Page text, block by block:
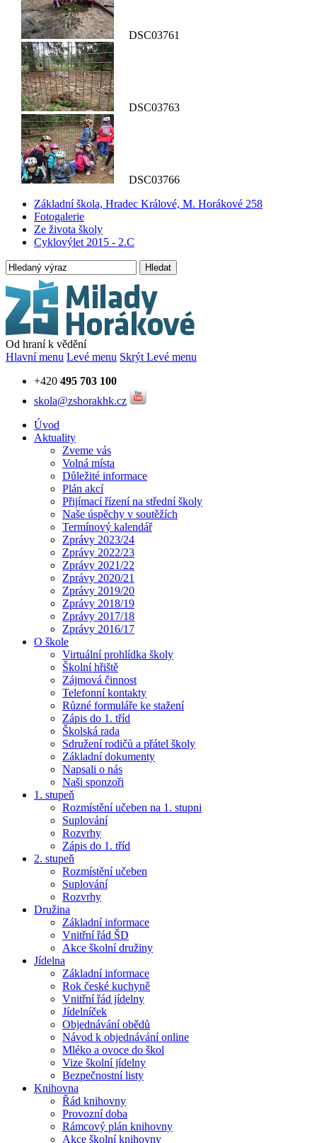
DSC03761
DSC03763
DSC03766
Základní škola, Hradec Králové, M. Horákové 258
Fotogalerie
Ze života školy
Cyklovýlet 2015 - 2.C
Hledat
Od hraní k vědění
Hlavní menu Levé menu Skrýt Levé menu
+420 495 703 100
skola@zshorakhk.cz
Úvod
Aktuality
Zveme vás
Volná místa
Důležité informace
Plán akcí
Přijímací řízení na střední školy
Naše úspěchy v soutěžích
Termínový kalendář
Zprávy 2023/24
Zprávy 2022/23
Zprávy 2021/22
Zprávy 2020/21
Zprávy 2019/20
Zprávy 2018/19
Zprávy 2017/18
Zprávy 2016/17
O škole
Virtuální prohlídka školy
Školní hřiště
Zájmová činnost
Telefonní kontakty
Různé formuláře ke stažení
Zápis do 1. tříd
Školská rada
Sdružení rodičů a přátel školy
Základní dokumenty
Napsali o nás
Naši sponzoři
1. stupeň
Rozmístění učeben na 1. stupni
Suplování
Rozvrhy
Zápis do 1. tříd
2. stupeň
Rozmístění učeben
Suplování
Rozvrhy
Družina
Základní informace
Vnitřní řád ŠD
Akce školní družiny
Jídelna
Základní informace
Rok české kuchyně
Vnitřní řád jídelny
Jídelníček
Objednávání obědů
Návod k objednávání online
Mléko a ovoce do škol
Vize školní jídelny
Bezpečnostní listy
Knihovna
Řád knihovny
Provozní doba
Rámcový plán knihovny
Akce školní knihovny